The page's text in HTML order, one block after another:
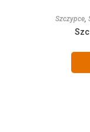
Szczypce,